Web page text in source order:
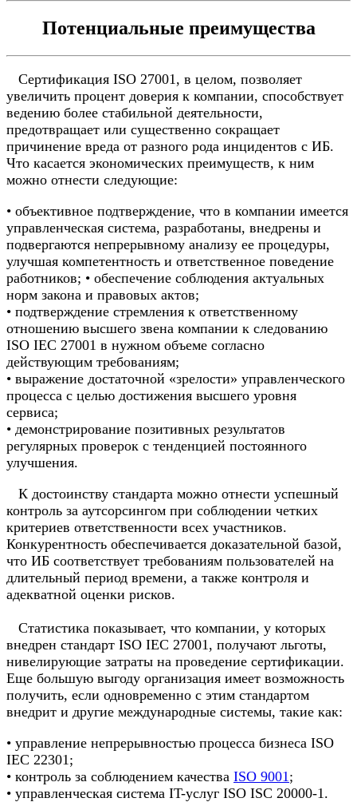
Потенциальные преимущества
Сертификация ISO 27001, в целом, позволяет
увеличить процент доверия к компании, способствует
ведению более стабильной деятельности,
предотвращает или существенно сокращает
причинение вреда от разного рода инцидентов с ИБ.
Что касается экономических преимуществ, к ним
можно отнести следующие:
• объективное подтверждение, что в компании имеется
управленческая система, разработаны, внедрены и
подвергаются непрерывному анализу ее процедуры,
улучшая компетентность и ответственное поведение
работников; • обеспечение соблюдения актуальных
норм закона и правовых актов;
• подтверждение стремления к ответственному
отношению высшего звена компании к следованию
ISO IEC 27001 в нужном объеме согласно
действующим требованиям;
• выражение достаточной «зрелости» управленческого
процесса с целью достижения высшего уровня
сервиса;
• демонстрирование позитивных результатов
регулярных проверок с тенденцией постоянного
улучшения.
К достоинству стандарта можно отнести успешный
контроль за аутсорсингом при соблюдении четких
критериев ответственности всех участников.
Конкурентность обеспечивается доказательной базой,
что ИБ соответствует требованиям пользователей на
длительный период времени, а также контроля и
адекватной оценки рисков.
Статистика показывает, что компании, у которых
внедрен стандарт ISO IEC 27001, получают льготы,
нивелирующие затраты на проведение сертификации.
Еще большую выгоду организация имеет возможность
получить, если одновременно с этим стандартом
внедрит и другие международные системы, такие как:
• управление непрерывностью процесса бизнеса ISO
IEC 22301;
• контроль за соблюдением качества ISO 9001 ;
• управленческая система IT-услуг ISO ISC 20000-1.